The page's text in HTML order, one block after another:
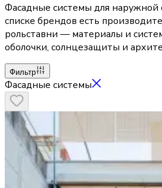
Фасадные системы для наружной
списке брендов есть
рольставни — материалы и
оболочки, солнцезащиты и
Фильтр
Фасадные системы